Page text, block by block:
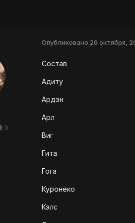
0
Опубликовано 26 октября,
Состав
Адиту
Ардэн
Арл
Виг
Гита
Гога
Куронеко
Кэлс